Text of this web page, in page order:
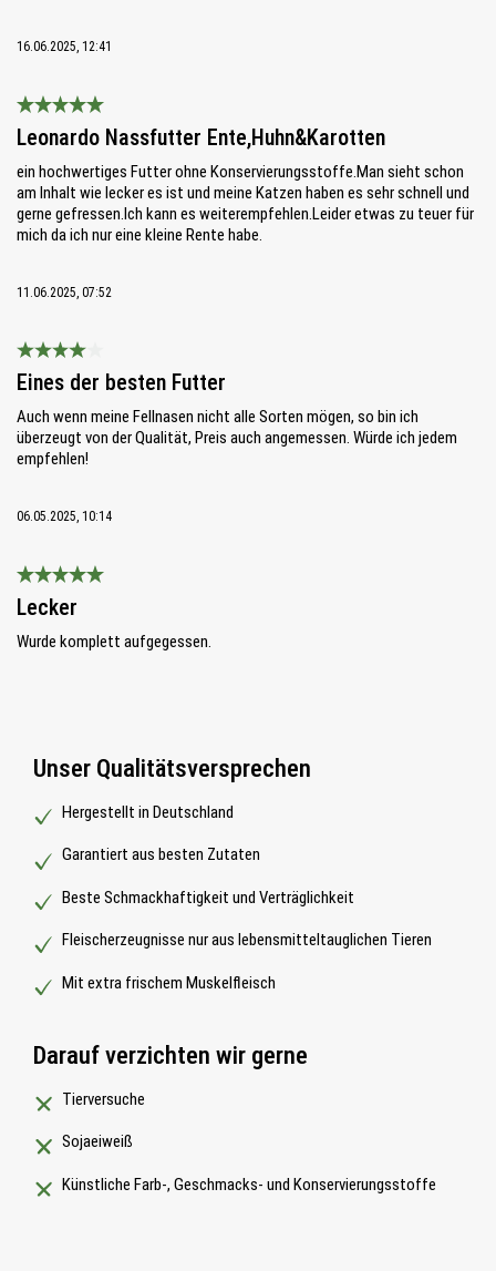
16.06.2025, 12:41
Leonardo Nassfutter Ente,Huhn&Karotten
ein hochwertiges Futter ohne Konservierungsstoffe.Man sieht schon
am Inhalt wie lecker es ist und meine Katzen haben es sehr schnell und
gerne gefressen.Ich kann es weiterempfehlen.Leider etwas zu teuer für
mich da ich nur eine kleine Rente habe.
11.06.2025, 07:52
Bewertung mit 4 von 5 Sternen
Eines der besten Futter
Auch wenn meine Fellnasen nicht alle Sorten mögen, so bin ich
überzeugt von der Qualität, Preis auch angemessen. Würde ich jedem
empfehlen!
06.05.2025, 10:14
Bewertung mit 5 von 5 Sternen
Lecker
Wurde komplett aufgegessen.
Unser Qualitätsversprechen
Hergestellt in Deutschland
Garantiert aus besten Zutaten
Beste Schmackhaftigkeit und Verträglichkeit
Fleischerzeugnisse nur aus lebensmitteltauglichen Tieren
Mit extra frischem Muskelfleisch
Darauf verzichten wir gerne
Tierversuche
Sojaeiweiß
Künstliche Farb-, Geschmacks- und Konservierungsstoffe